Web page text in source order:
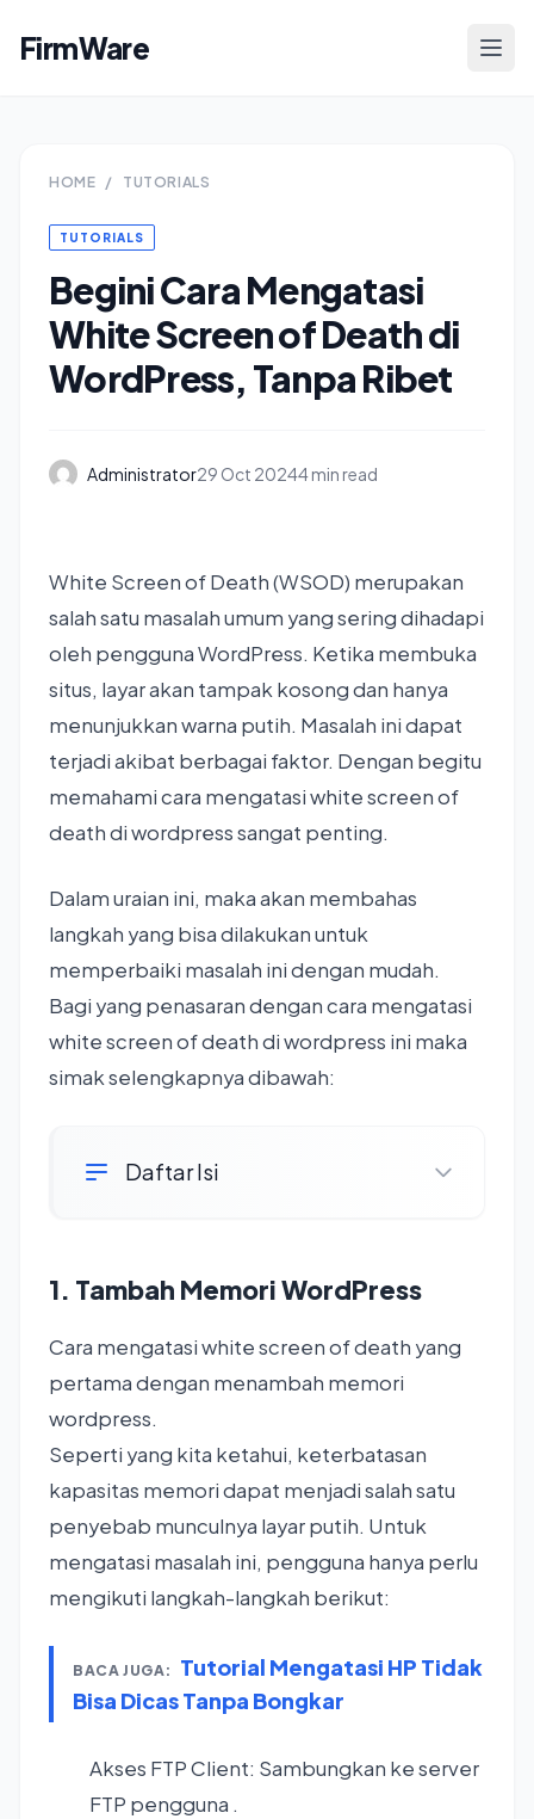
FirmWare
HOME / TUTORIALS
TUTORIALS
Begini Cara Mengatasi
White Screen of Death di
WordPress, Tanpa Ribet
Administrator29 Oct 20244 min read
White Screen of Death (WSOD) merupakan
salah satu masalah umum yang sering dihadapi
oleh pengguna WordPress. Ketika membuka
situs, layar akan tampak kosong dan hanya
menunjukkan warna putih. Masalah ini dapat
terjadi akibat berbagai faktor. Dengan begitu
memahami cara mengatasi white screen of
death di wordpress sangat penting.
Dalam uraian ini, maka akan membahas
langkah yang bisa dilakukan untuk
memperbaiki masalah ini dengan mudah.
Bagi yang penasaran dengan cara mengatasi
white screen of death di wordpress ini maka
simak selengkapnya dibawah:
Daftar Isi
1. Tambah Memori WordPress
Cara mengatasi white screen of death yang
pertama dengan menambah memori
wordpress.
Seperti yang kita ketahui, keterbatasan
kapasitas memori dapat menjadi salah satu
penyebab munculnya layar putih. Untuk
mengatasi masalah ini, pengguna hanya perlu
mengikuti langkah-langkah berikut:
BACA JUGA:
Tutorial Mengatasi HP Tidak
Bisa Dicas Tanpa Bongkar
Akses FTP Client: Sambungkan ke server
FTP pengguna .